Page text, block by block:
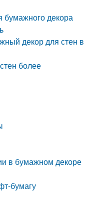
бумажного декора
декор для стен в
более
в бумажном декоре
бумагу